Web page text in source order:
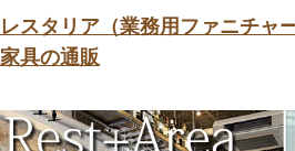
レスタリア（業務用ファニチャ
家具の通販